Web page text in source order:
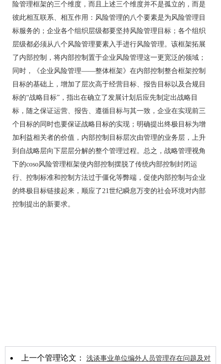
险管理框架的三个维度，而且上述三个维度并不是孤立的，而是
彼此相互联系、相互作用：风险管理的八个要素是为风险管理目
标服务的；企业各个组织层级都要坚持风险管理目标；各个组织
层级都必须从八个风险管理要素入手进行风险管理。该框架拓展
了内部控制，将内部控制置于企业风险管理这一更宽泛的领域；
同时，《企业风险管理——整体框架》在内部控制整合框架控制
目标的基础上，增加了层次高于经营目标、报告目标以及合规目
标的“战略目标”，指出在确立了发展计划后应先制定出战略目
标，随之保证运营、报告、遵循目标与其一致，企业在实现前三
个目标的同时也要保证战略目标的实现；明确提出终极目标为增
加利益相关者的价值，内部控制目标层次由管理的业务层，上升
到自战略层向下层层分解的整个管理过程。总之，战略管理视角
下的coso风险管理框架使内部控制摆脱了传统内部控制封闭运
行、控制标准和控制方法过于僵化等弊端，促使内部控制与企业
的终极目标链接起来，顺应了21世纪瞬息万变的社会环境对内部
控制提出的新要求。
上一个管理论文： 浅谈事业单位编外人员管理存在问题及对